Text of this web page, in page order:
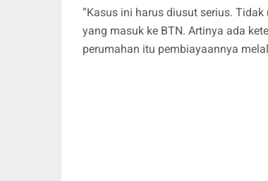
“Kasus ini harus diusut serius.
yang masuk ke BTN. Artinya ada
perumahan itu pembiayaannya